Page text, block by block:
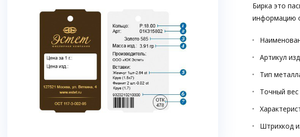
Бирка это
информацию
Артикул
Тип
Точный вес
Штрихкод